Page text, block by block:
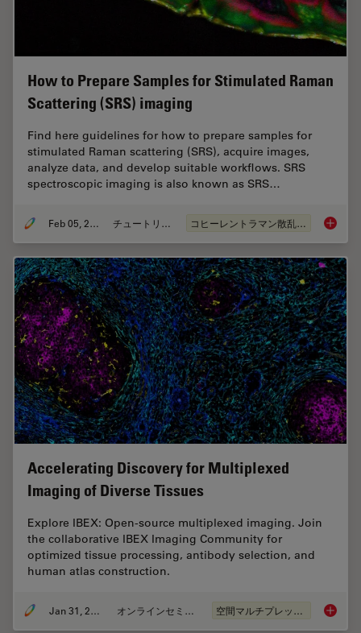
How to Prepare Samples for Stimulated Raman
Scattering (SRS) imaging
Find here guidelines for how to prepare samples for
stimulated Raman scattering (SRS), acquire images,
analyze data, and develop suitable workflows. SRS
spectroscopic imaging is also known as SRS…
Feb 05, 2024 チュートリアル コヒーレントラマン散乱(CRS) How to
Accelerating Discovery for Multiplexed
Imaging of Diverse Tissues
Explore IBEX: Open-source multiplexed imaging. Join
the collaborative IBEX Imaging Community for
optimized tissue processing, antibody selection, and
human atlas construction.
Jan 31, 2024 オンラインセミナー 空間マルチプレックス